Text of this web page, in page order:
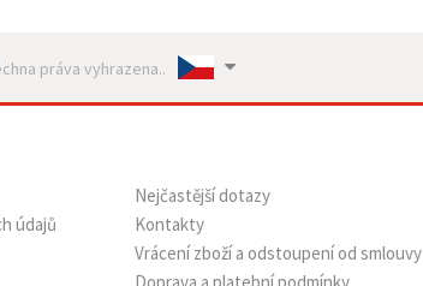
práva vyhrazena..
údajů
Nejčastější dotazy
Kontakty
Vrácení zboží a odstoupení od smlouvy
Doprava a platební podmínky